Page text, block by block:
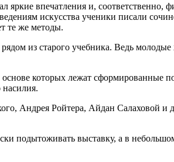
яркие впечатления и, соответственно,
искусства ученики писали
те же методы.
из старого учебника. Ведь
которых лежат сформированные
Андрея Ройтера, Айдан Салаховой и
подытоживать выставку, а в